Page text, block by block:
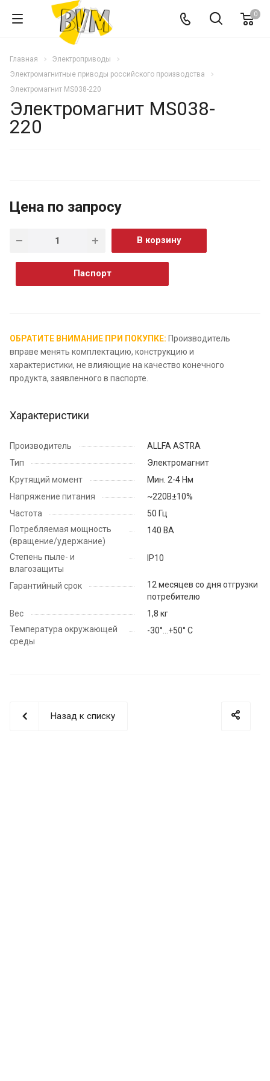
0
Главная
Электроприводы
Электромагнитные приводы российского производства
Электромагнит MS038-220
Электромагнит MS038-
220
Цена по запросу
В корзину
Паспорт
ОБРАТИТЕ ВНИМАНИЕ ПРИ ПОКУПКЕ: Производитель
вправе менять комплектацию, конструкцию и
характеристики, не влияющие на качество конечного
продукта, заявленного в паспорте.
Характеристики
Производитель
ALLFA ASTRA
Тип
Электромагнит
Крутящий момент
Мин. 2-4 Нм
Напряжение питания
~220В±10%
Частота
50 Гц
Потребляемая мощность
(вращение/удержание)
140 ВА
Степень пыле- и
влагозащиты
IP10
Гарантийный срок
12 месяцев со дня отгрузки
потребителю
Вес
1,8 кг
Температура окружающей
среды
-30°…+50° C
Назад к списку